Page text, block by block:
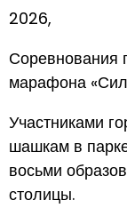
2026,
Соревнования
марафона
Участниками
шашкам в
восьми
столицы.